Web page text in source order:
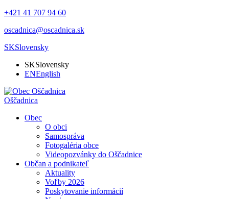
+421 41 707 94 60
oscadnica@oscadnica.sk
SKSlovensky
SKSlovensky
ENEnglish
Oščadnica
Obec
O obci
Samospráva
Fotogaléria obce
Videopozvánky do Oščadnice
Občan a podnikateľ
Aktuality
Voľby 2026
Poskytovanie informácií